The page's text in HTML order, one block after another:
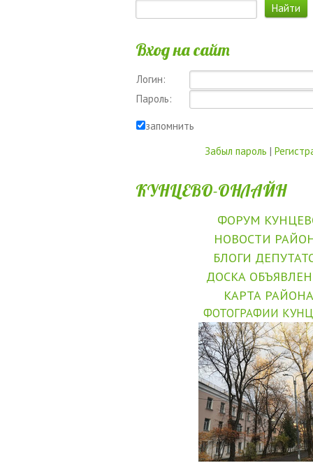
Вход на сайт
Логин:
Пароль:
запомнить
Забыл пароль |
КУНЦЕВО-ОНЛАЙН
ФОРУМ
НОВОСТИ
БЛОГИ
ДОСКА
КАРТА РАЙОНА
ФОТОГРАФИИ